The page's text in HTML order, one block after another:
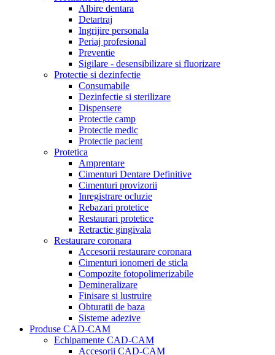
Albire dentara
Detartraj
Ingrijire personala
Periaj profesional
Preventie
Sigilare - desensibilizare si fluorizare
Protectie si dezinfectie
Consumabile
Dezinfectie si sterilizare
Dispensere
Protectie camp
Protectie medic
Protectie pacient
Protetica
Amprentare
Cimenturi Dentare Definitive
Cimenturi provizorii
Inregistrare ocluzie
Rebazari protetice
Restaurari protetice
Retractie gingivala
Restaurare coronara
Accesorii restaurare coronara
Cimenturi ionomeri de sticla
Compozite fotopolimerizabile
Demineralizare
Finisare si lustruire
Obturatii de baza
Sisteme adezive
Produse CAD-CAM
Echipamente CAD-CAM
Accesorii CAD-CAM